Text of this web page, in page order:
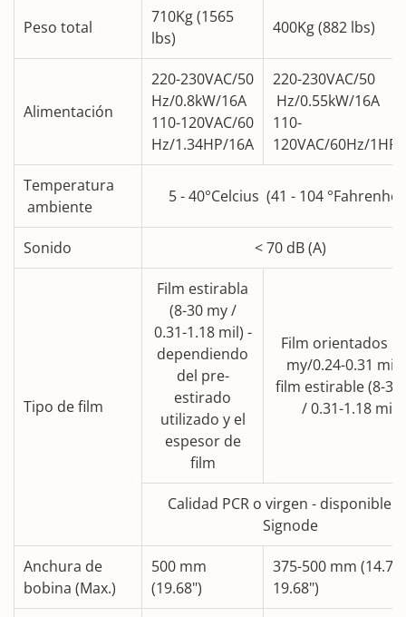
Peso total
710Kg (1565
lbs)
400Kg (882 lbs)
Alimentación
220-230VAC/50
Hz/0.8kW/16A
110-120VAC/60
Hz/1.34HP/16A
220-230VAC/50
Hz/0.55kW/16A
110-
120VAC/60Hz/
Temperatura
ambiente
5 - 40°Celcius (41 - 104
Sonido < 70 dB (A)
Tipo de film
Film estirabla
(8-30 my /
0.31-1.18 mil) -
dependiendo
del pre-
estirado
utilizado y el
espesor de
film
Film orientados
my/0.24-0.31
film estirable (8-30
/ 0.31-1.18 mil)
Calidad PCR o virgen - disponible
Signode
Anchura de
bobina (Max.)
500 mm
(19.68")
375-500 mm (14.76-
19.68")